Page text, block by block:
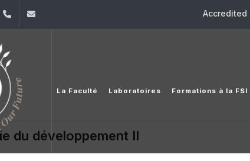
YouTube+961 (1) 421 240 Accredited
La Faculté Laboratoires Formations à la FSI
du développement II